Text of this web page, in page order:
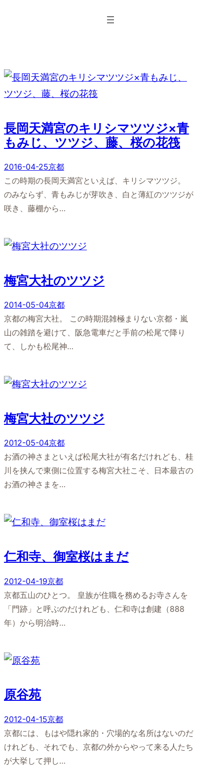
キ
ッ
長岡天満宮のキリシマツツジ×青
もみじ、ツツジ、藤、桜の花筏
2016-04-25京都
この時期の長岡天満宮といえば、キリシマツツジ。
のみならず、青もみじが芽吹き、白と薄紅のツツジが
咲き、藤棚から…
梅宮大社のツツジ
2014-05-04京都
京都の梅宮大社。 この時期混雑極まりない京都・嵐
山の雑踏を避けて、阪急電車だと手前の松尾で降り
て、しかも松尾神…
梅宮大社のツツジ
2012-05-04京都
お酒の神さまといえば松尾大社が有名だけれども、桂
川を挟んで東側に位置する梅宮大社こそ、日本最古の
お酒の神さまを…
仁和寺、御室桜はまだ
2012-04-19京都
京都五山のひとつ。 皇族が住職を務めるお寺さんを
「門跡」と呼ぶのだけれども、仁和寺は創建（888
年）から明治時…
原谷苑
2012-04-15京都
京都には、もはや隠れ家的・穴場的な名所はないのだ
けれども、それでも、京都の外からやって来る人たち
が大挙して押し…